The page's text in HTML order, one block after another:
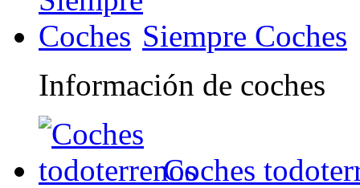
Siempre Coches
Información de coches
Coches